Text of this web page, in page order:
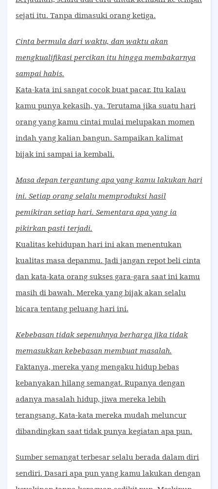
sejati itu. Tanpa dimasuki orang ketiga.
Cinta bermula dari waktu, dan waktu akan
mengkualifikasi percikan itu hingga membakarnya
sampai habis.
Kata-kata ini sangat cocok buat pacar. Itu kalau
kamu punya kekasih, ya. Terutama jika suatu hari
orang yang kamu cintai mulai melupakan momen
indah yang kalian bangun. Sampaikan kalimat
bijak ini sampai ia kembali.
Masa depan tergantung apa yang kamu lakukan hari
ini. Setiap orang selalu memproduksi hasil
pemikiran setiap hari. Sementara apa yang ia
pikirkan pasti terjadi.
Kualitas kehidupan hari ini akan menentukan
kualitas masa depanmu. Jadi jangan repot beli cinta
dan kata-kata orang sukses gara-gara saat ini kamu
masih di bawah. Mereka yang bijak akan selalu
bicara tentang peluang hari ini.
Kebebasan tidak sepenuhnya berharga jika tidak
memasukkan kebebasan membuat masalah.
Faktanya, mereka yang mengaku hidup bebas
kebanyakan hilang semangat. Rupanya dengan
adanya masalah hidup, jiwa mereka lebih
terangsang. Kata-kata mereka mudah meluncur
dibandingkan saat tidak punya kegiatan apa pun.
Sumber semangat terbesar selalu berada dalam diri
sendiri. Dasari apa pun yang kamu lakukan dengan